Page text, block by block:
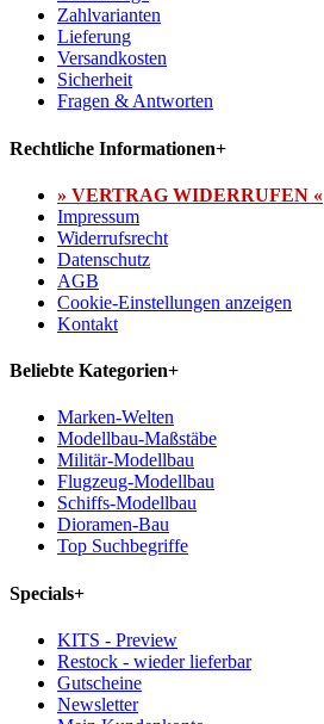
Zahlvarianten
Lieferung
Versandkosten
Sicherheit
Fragen & Antworten
Rechtliche Informationen+
» VERTRAG WIDERRUFEN «
Impressum
Widerrufsrecht
Datenschutz
AGB
Cookie-Einstellungen anzeigen
Kontakt
Beliebte Kategorien+
Marken-Welten
Modellbau-Maßstäbe
Militär-Modellbau
Flugzeug-Modellbau
Schiffs-Modellbau
Dioramen-Bau
Top Suchbegriffe
Specials+
KITS - Preview
Restock - wieder lieferbar
Gutscheine
Newsletter